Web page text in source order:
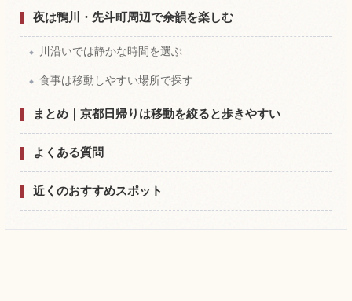
夜は鴨川・先斗町周辺で余韻を楽しむ
川沿いでは静かな時間を選ぶ
食事は移動しやすい場所で探す
まとめ｜京都日帰りは移動を絞ると歩きやすい
よくある質問
近くのおすすめスポット